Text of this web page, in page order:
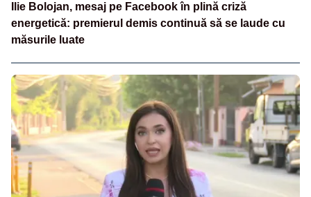
Ilie Bolojan, mesaj pe Facebook în plină criză
energetică: premierul demis continuă să se laude cu
măsurile luate